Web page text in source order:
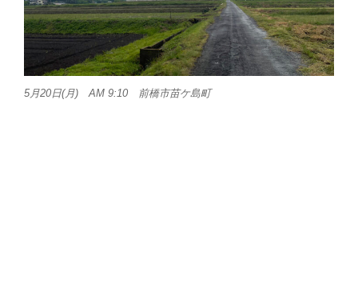
5月20日(月) AM 9:10 前橋市苗ケ島町